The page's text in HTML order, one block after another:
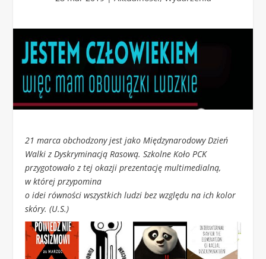
21 marca obchodzony jest jako Międzynarodowy Dzień
Walki z Dyskryminacją Rasową. Szkolne Koło PCK
przygotowało z tej okazji prezentację multimedialną,
w której przypomina
o idei równości wszystkich ludzi bez względu na ich kolor
skóry. (U.S.)